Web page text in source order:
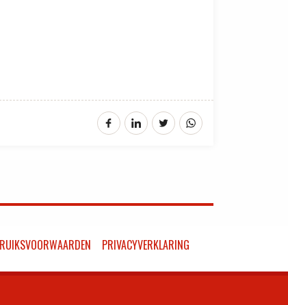
PRIVACYVERKLARING